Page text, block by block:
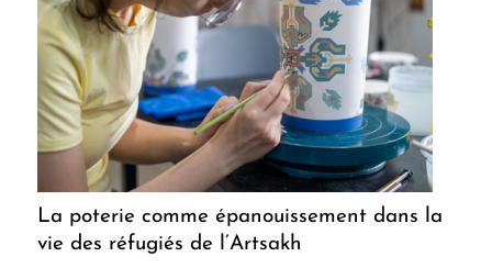
La poterie comme épanouissement dans la
vie des réfugiés de l’Artsakh